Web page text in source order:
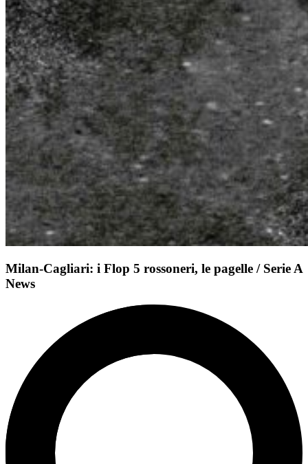
Milan-Cagliari: i Flop 5 rossoneri, le pagelle / Serie A
News